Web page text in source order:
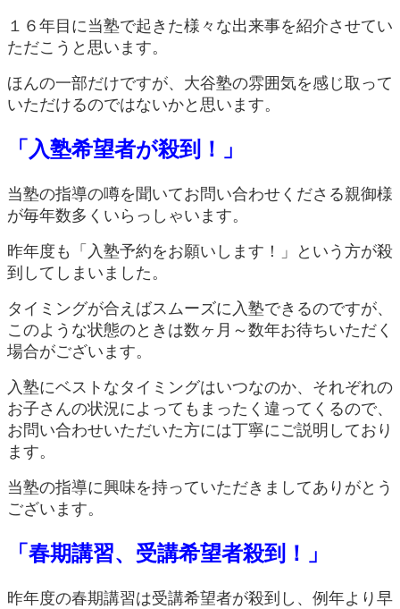
１６年目に当塾で起きた様々な出来事を紹介させてい
ただこうと思います。
ほんの一部だけですが、大谷塾の雰囲気を感じ取って
いただけるのではないかと思います。
「入塾希望者が殺到！」
当塾の指導の噂を聞いてお問い合わせくださる親御様
が毎年数多くいらっしゃいます。
昨年度も「入塾予約をお願いします！」という方が殺
到してしまいました。
タイミングが合えばスムーズに入塾できるのですが、
このような状態のときは数ヶ月～数年お待ちいただく
場合がございます。
入塾にベストなタイミングはいつなのか、それぞれの
お子さんの状況によってもまったく違ってくるので、
お問い合わせいただいた方には丁寧にご説明しており
ます。
当塾の指導に興味を持っていただきましてありがとう
ございます。
「春期講習、受講希望者殺到！」
昨年度の春期講習は受講希望者が殺到し、例年より早